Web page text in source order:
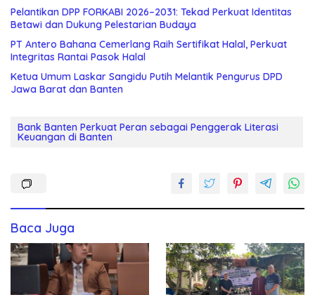
Pelantikan DPP FORKABI 2026–2031: Tekad Perkuat Identitas
Betawi dan Dukung Pelestarian Budaya
PT Antero Bahana Cemerlang Raih Sertifikat Halal, Perkuat
Integritas Rantai Pasok Halal
Ketua Umum Laskar Sangidu Putih Melantik Pengurus DPD
Jawa Barat dan Banten
Bank Banten Perkuat Peran sebagai Penggerak Literasi
Keuangan di Banten
Baca Juga